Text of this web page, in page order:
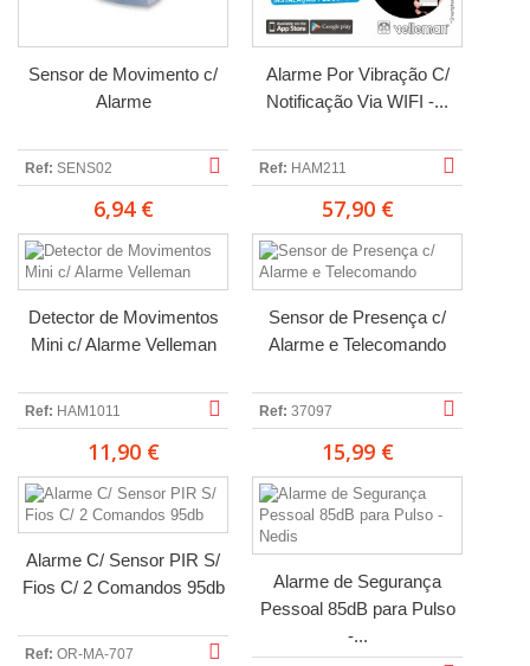
Sensor de Movimento c/
Alarme
Ref: SENS02
6,94 €
Alarme Por Vibração C/
Notificação Via WIFI -...
Ref: HAM211
57,90 €
Detector de Movimentos
Mini c/ Alarme Velleman
Ref: HAM1011
11,90 €
Sensor de Presença c/
Alarme e Telecomando
Ref: 37097
15,99 €
Alarme C/ Sensor PIR S/
Fios C/ 2 Comandos 95db
Ref: OR-MA-707
Alarme de Segurança
Pessoal 85dB para Pulso
-...